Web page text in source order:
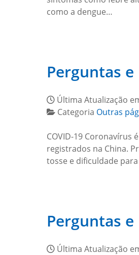
como a dengue…
Perguntas
Última Atualização
Categoria Outras
COVID-19 Coronavírus
registrados na China.
tosse e dificuldade
Perguntas e
Última Atualização